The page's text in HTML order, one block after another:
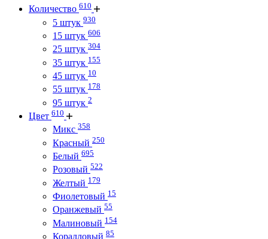
Количество 610
5 штук 930
15 штук 606
25 штук 304
35 штук 155
45 штук 10
55 штук 178
95 штук 2
Цвет 610
Микс 358
Красный 250
Белый 695
Розовый 522
Желтый 179
Фиолетовый 15
Оранжевый 55
Малиновый 154
Коралловый 85